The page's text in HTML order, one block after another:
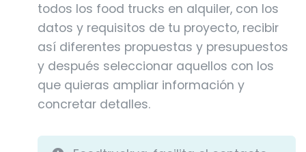
todos los food trucks en alquiler, con los
datos y requisitos de tu proyecto, recibir
así diferentes propuestas y presupuestos
y después seleccionar aquellos con los
que quieras ampliar información y
concretar detalles.